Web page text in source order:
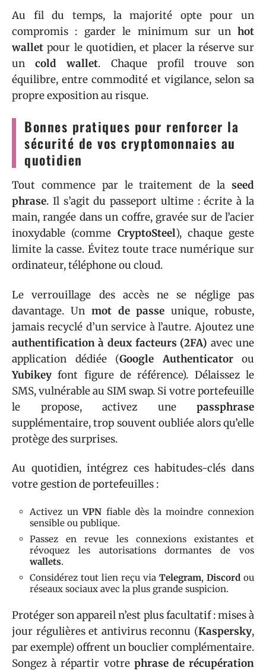
Au fil du temps, la majorité opte pour un
compromis : garder le minimum sur un hot
wallet pour le quotidien, et placer la réserve sur
uncold wallet. Chaque profil trouve son
équilibre, entre commodité et vigilance, selon sa
propre exposition au risque.
Bonnes pratiques pour renforcer la
sécurité de vos cryptomonnaies au
quotidien
Tout commence par le traitement de la seed
phrase. Il s’agit du passeport ultime : écrite à la
main, rangée dans un coffre, gravée sur de l’acier
inoxydable (comme CryptoSteel), chaque geste
limite la casse. Évitez toute trace numérique sur
ordinateur, téléphone ou cloud.
Le verrouillage des accès ne se néglige pas
davantage. Un mot de passe unique, robuste,
jamais recyclé d’un service à l’autre. Ajoutez une
authentification à deux facteurs (2FA) avec une
application dédiée (Google Authenticatorou
Yubikey font figure de référence). Délaissez le
SMS, vulnérable au SIM swap. Si votre portefeuille
le propose, activez une passphrase
supplémentaire, trop souvent oubliée alors qu’elle
protège des surprises.
Au quotidien, intégrez ces habitudes-clés dans
votre gestion de portefeuilles :
Activez unVPN fiable dès la moindre connexion
sensible ou publique.
Passez en revue les connexions existantes et
révoquez les autorisations dormantes de vos
wallets.
Considérez tout lien reçu via Telegram, Discord ou
réseaux sociaux avec la plus grande suspicion.
Protéger son appareil n’est plus facultatif : mises à
jour régulières et antivirus reconnu (Kaspersky,
par exemple) offrent un bouclier complémentaire.
Songez à répartir votre phrase de récupération